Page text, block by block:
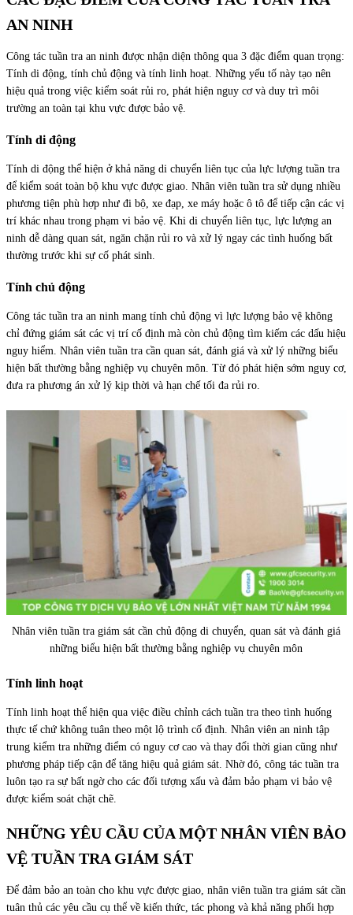
AN NINH
Công tác tuần tra an ninh được nhận diện thông qua 3 đặc điểm quan trọng:
Tính di động, tính chủ động và tính linh hoạt. Những yếu tố này tạo nên
hiệu quả trong việc kiểm soát rủi ro, phát hiện nguy cơ và duy trì môi
trường an toàn tại khu vực được bảo vệ.
Tính di động
Tính di động thể hiện ở khả năng di chuyển liên tục của lực lượng tuần tra
để kiểm soát toàn bộ khu vực được giao. Nhân viên tuần tra sử dụng nhiều
phương tiện phù hợp như đi bộ, xe đạp, xe máy hoặc ô tô để tiếp cận các vị
trí khác nhau trong phạm vi bảo vệ. Khi di chuyển liên tục, lực lượng an
ninh dễ dàng quan sát, ngăn chặn rủi ro và xử lý ngay các tình huống bất
thường trước khi sự cố phát sinh.
Tính chủ động
Công tác tuần tra an ninh mang tính chủ động vì lực lượng bảo vệ không
chỉ đứng giám sát các vị trí cố định mà còn chủ động tìm kiếm các dấu hiệu
nguy hiểm. Nhân viên tuần tra cần quan sát, đánh giá và xử lý những biểu
hiện bất thường bằng nghiệp vụ chuyên môn. Từ đó phát hiện sớm nguy cơ,
đưa ra phương án xử lý kịp thời và hạn chế tối đa rủi ro.
Nhân viên tuần tra giám sát cần chủ động di chuyển, quan sát và đánh giá
những biểu hiện bất thường bằng nghiệp vụ chuyên môn
Tính linh hoạt
Tính linh hoạt thể hiện qua việc điều chỉnh cách tuần tra theo tình huống
thực tế chứ không tuân theo một lộ trình cố định. Nhân viên an ninh tập
trung kiểm tra những điểm có nguy cơ cao và thay đổi thời gian cũng như
phương pháp tiếp cận để tăng hiệu quả giám sát. Nhờ đó, công tác tuần tra
luôn tạo ra sự bất ngờ cho các đối tượng xấu và đảm bảo phạm vi bảo vệ
được kiểm soát chặt chẽ.
NHỮNG YÊU CẦU CỦA MỘT NHÂN VIÊN BẢO
VỆ TUẦN TRA GIÁM SÁT
Để đảm bảo an toàn cho khu vực được giao, nhân viên tuần tra giám sát cần
tuân thủ các yêu cầu cụ thể về kiến thức, tác phong và khả năng phối hợp